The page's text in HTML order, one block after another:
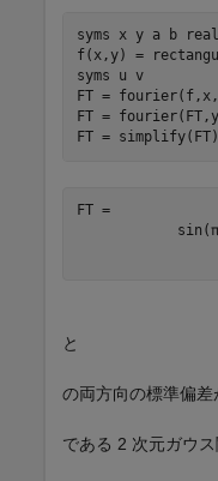
syms x y a b
real
f(x,y) =
syms
u v
FT =
FT =
FT = simplify(FT)
sin (π
と
の両方向の標準偏差
である 2 次元ガウ